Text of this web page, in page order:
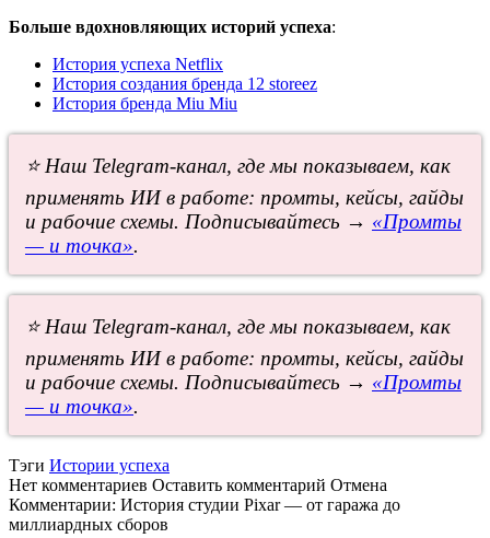
Больше вдохновляющих историй успеха:
История успеха Netflix
История создания бренда 12 storeez
История бренда Miu Miu
⭐ Наш Telegram-канал, где мы показываем, как
применять ИИ в работе: промты, кейсы, гайды
и рабочие схемы. Подписывайтесь → «Промты
— и точка».
⭐ Наш Telegram-канал, где мы показываем, как
применять ИИ в работе: промты, кейсы, гайды
и рабочие схемы. Подписывайтесь → «Промты
— и точка».
Тэги Истории успеха
Нет комментариев Оставить комментарий Отмена
Комментарии: История студии Pixar — от гаража до
миллиардных сборов